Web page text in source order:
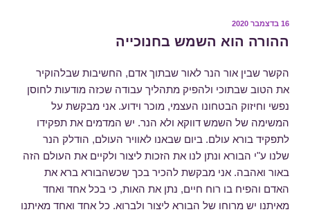
פורסם
16 בדצמבר 2020
ההורה הוא השמש בחנוכייה
הקשר שבין אור הנר לאור שבתוך אדם, החשיבות שבלהוקיר
את הטוב שבתוכי ולהפיק מתהליך עבודה שכזה מודעות לחוסן
נפשי וחיזוק הבטחונו העצמי, מוכר וידוע. אני מבקשת על
המשימה של השמש דווקא ולא הנר. יש המדמים את תפקידו
לתפקיד בורא עולם. ביום שבאנו לאוויר העולם, הודלק הנר
שלנו ע"י הבורא ונתן לנו את הזכות ליצור ולקיים את העולם הזה
באור ואהבה. אני מבקשת להכיר בכך שכשהבורא ברא את
האדם והפיח בו רוח חיים, נתן את האות, כי בכל אחד ואחד
מאיתנו יש מרוחו של הבורא ליצור ולברוא. כל אחד ואחד מאיתנו